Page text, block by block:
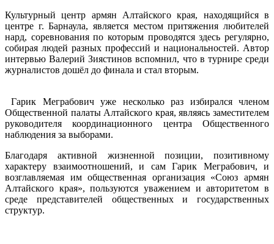
Культурный центр армян Алтайского края, находящийся в
центре г. Барнаула, является местом притяжения любителей
нард, соревнования по которым проводятся здесь регулярно,
собирая людей разных профессий и национальностей. Автор
интервью Валерий Зиястинов вспомнил, что в турнире среди
журналистов дошёл до финала и стал вторым.
Гарик Меграбович уже несколько раз избирался членом
Общественной палаты Алтайского края, являясь заместителем
руководителя координационного центра Общественного
наблюдения за выборами.
Благодаря активной жизненной позиции, позитивному
характеру взаимоотношений, и сам Гарик Меграбович, и
возглавляемая им общественная организация «Союз армян
Алтайского края», пользуются уважением и авторитетом в
среде представителей общественных и государственных
структур.